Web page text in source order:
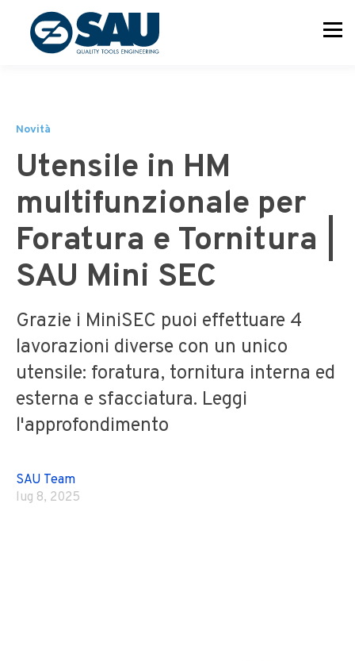
Novità
Utensile in HM
multifunzionale per
Foratura e Tornitura |
SAU Mini SEC
Grazie i MiniSEC puoi effettuare 4
lavorazioni diverse con un unico
utensile: foratura, tornitura interna ed
esterna e sfacciatura. Leggi
l'approfondimento
SAU Team
lug 8, 2025